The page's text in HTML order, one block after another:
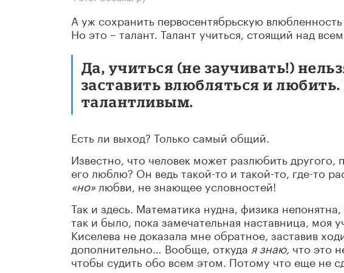
А уж сохранить первосентябрьскую
Но это – талант. Талант учиться, стоящий над
Да, учиться (не заучивать!)
заставить влюбляться и
талантливым.
Есть ли выход? Только самый общий.
Известно, что человек может разлюбить другого,
его люблю? Он ведь такой-то и такой-то, где-то
«но» любви, не знающее условностей!
Так и здесь. Математика нудна, физика
так и было, пока замечательная наставница, моя
Киселева не доказала мне обратное, заставив
дополнительно… Вообще, откуда я знаю, что это
чтобы судить обо всем этом. Потому что еще не